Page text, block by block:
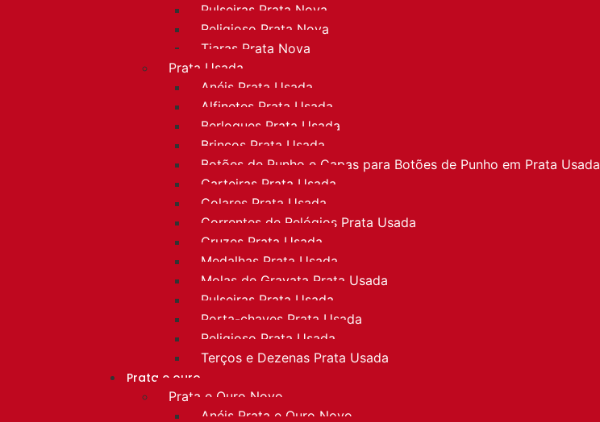
Pulseiras Prata Nova
Religioso Prata Nova
Tiaras Prata Nova
Prata Usada
Anéis Prata Usada
Alfinetes Prata Usada
Berloques Prata Usada
Brincos Prata Usada
Botões de Punho e Capas para Botões de Punho em Prata Usada
Carteiras Prata Usada
Colares Prata Usada
Correntes de Relógios Prata Usada
Cruzes Prata Usada
Medalhas Prata Usada
Molas de Gravata Prata Usada
Pulseiras Prata Usada
Porta-chaves Prata Usada
Religioso Prata Usada
Terços e Dezenas Prata Usada
Prata e ouro
Prata e Ouro Novo
Anéis Prata e Ouro Novo